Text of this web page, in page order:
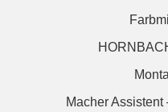
Macher